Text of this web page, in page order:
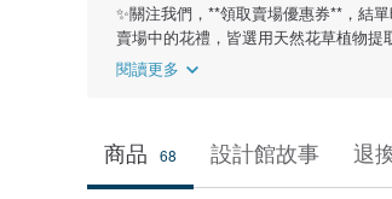
✨關注我們，**領取賣場優惠券**，結
賣場中的花禮，皆選用天然花草植物提
閱讀更多
商品 68 設計館故事 退